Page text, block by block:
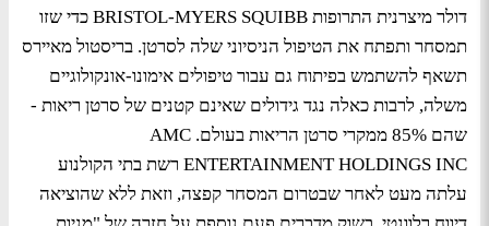
דולר מיצרנית התרופות BRISTOL-MYERS SQUIBB כדי שזו
תמסחר ותפתח את הטיפול הניסיוני שלה לסרטן. בריסטול מאיירס
תשאף להשתמש בפיתוח גם עבור טיפולים אימונו-אונקולוגיים
משלה, לרבות כאלה נגד גידולים שאינם קטנים של סרטן ריאות -
שהם 85% ממקרי סרטן הריאות בעולם. AMC
ENTERTAINMENT HOLDINGS INC רשת בתי הקולנוע
עלתה מעט לאחר שבטרום המסחר קפצה, וזאת ללא שהוציאה